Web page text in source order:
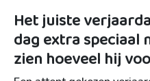
Het juiste
dag extra speciaal
zien hoeveel hij